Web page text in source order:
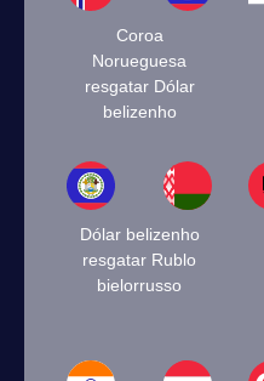
Coroa
Norueguesa
resgatar Dólar
belizenho
Dólar belizenho
resgatar Rublo
bielorrusso